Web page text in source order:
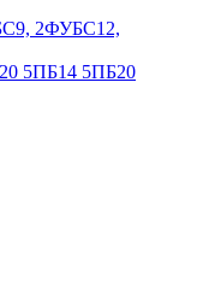
2ФУБС12,
5ПБ14 5ПБ20